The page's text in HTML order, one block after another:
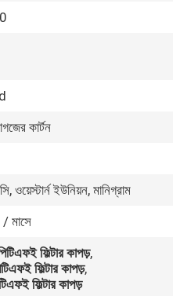
কার্টন
ওয়েস্টার্ন ইউনিয়ন, মানিগ্রাম
মাসে
ফিল্টার কাপড়,
ফিল্টার কাপড়,
ফিল্টার কাপড়